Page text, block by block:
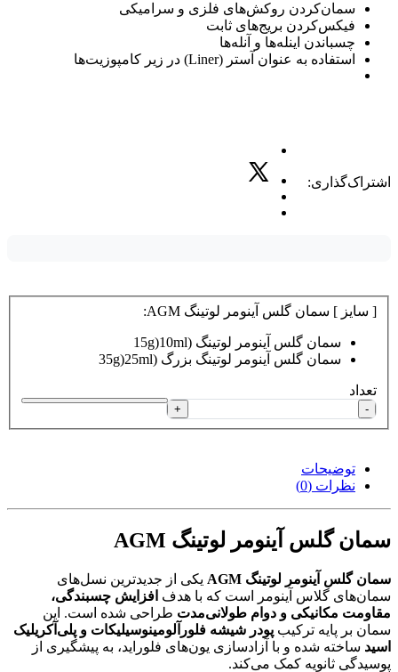
سمان‌کردن روکش‌های فلزی و سرامیکی
فیکس‌کردن بریج‌های ثابت
چسباندن اینله‌ها و آنله‌ها
استفاده به عنوان آستر (Liner) در زیر کامپوزیت‌ها
اشتراک‌گذاری:
[ سایز ] سمان گلس آینومر لوتینگ AGM:
سمان گلس آینومر لوتینگ (15g)10ml
سمان گلس آینومر لوتینگ بزرگ (35g)25ml
تعداد
-
+
توضیحات
نظرات (0)
سمان گلس آینومر لوتینگ AGM
سمان گلس آینومر لوتینگ AGM
یکی از جدیدترین نسل‌های
سمان‌های گلاس آینومر است که با هدف افزایش چسبندگی،
مقاومت مکانیکی و دوام طولانی‌مدت طراحی شده است. این
سمان بر پایه ترکیب پودر شیشه فلورآلومینوسیلیکات و پلی‌آکریلیک
اسید ساخته شده و با آزادسازی یون‌های فلوراید، به پیشگیری از
پوسیدگی ثانویه کمک می‌کند.